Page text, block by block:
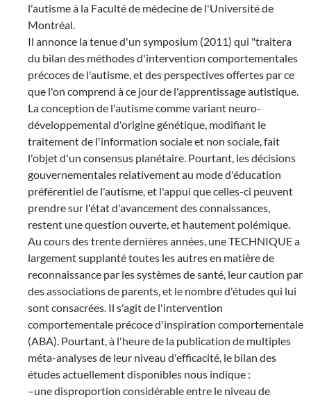
l'autisme à la Faculté de médecine de l'Université de
Montréal.
Il annonce la tenue d'un symposium (2011) qui "traitera
du bilan des méthodes d'intervention comportementales
précoces de l'autisme, et des perspectives offertes par ce
que l'on comprend à ce jour de l'apprentissage autistique.
La conception de l'autisme comme variant neuro-
développemental d'origine génétique, modifiant le
traitement de l'information sociale et non sociale, fait
l'objet d'un consensus planétaire. Pourtant, les décisions
gouvernementales relativement au mode d'éducation
préférentiel de l'autisme, et l'appui que celles-ci peuvent
prendre sur l'état d'avancement des connaissances,
restent une question ouverte, et hautement polémique.
Au cours des trente dernières années, une TECHNIQUE a
largement supplanté toutes les autres en matière de
reconnaissance par les systèmes de santé, leur caution par
des associations de parents, et le nombre d'études qui lui
sont consacrées. Il s'agit de l'intervention
comportementale précoce d'inspiration comportementale
(ABA). Pourtant, à l'heure de la publication de multiples
méta-analyses de leur niveau d'efficacité, le bilan des
études actuellement disponibles nous indique :
–une disproportion considérable entre le niveau de